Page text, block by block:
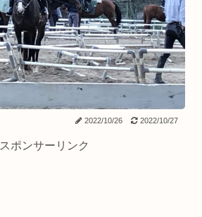
2022/10/26 2022/10/27
スポンサーリンク